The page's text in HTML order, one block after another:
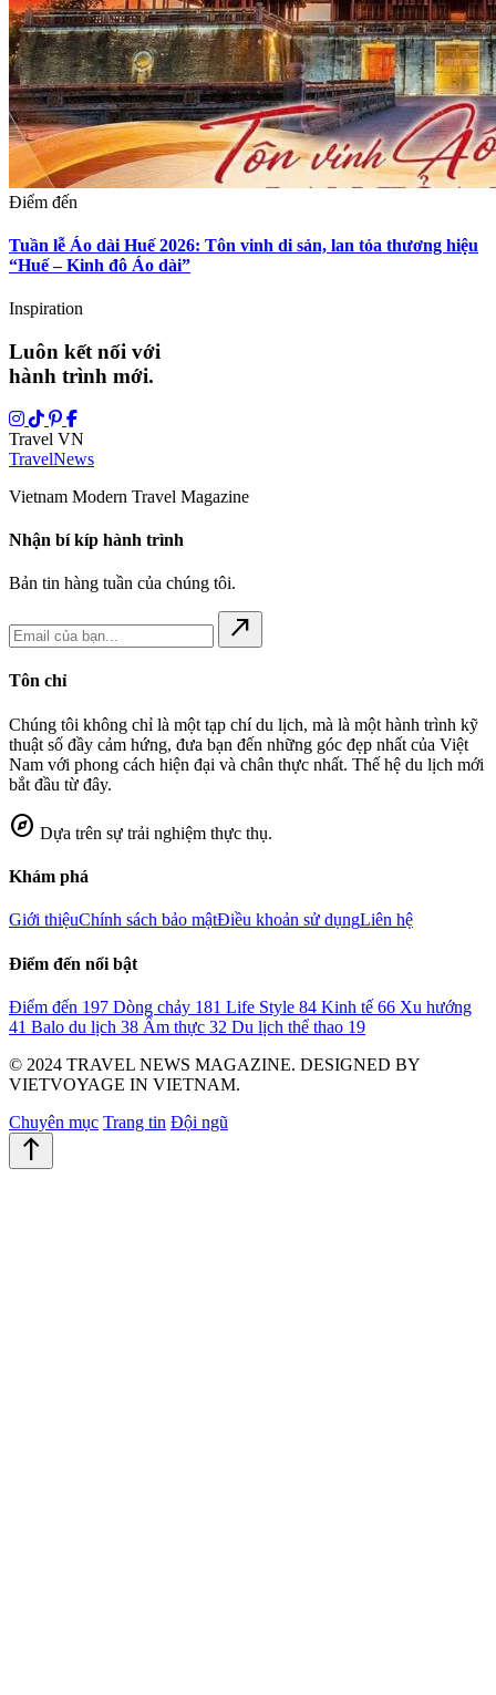
Điểm đến
Tuần lễ Áo dài Huế 2026: Tôn vinh di sản, lan tỏa thương hiệu
“Huế – Kinh đô Áo dài”
Inspiration
Luôn kết nối với
hành trình mới.
Travel VN
TravelNews
Vietnam Modern Travel Magazine
Nhận bí kíp hành trình
Bản tin hàng tuần của chúng tôi.
north_east
Tôn chỉ
Chúng tôi không chỉ là một tạp chí du lịch, mà là một hành trình kỹ
thuật số đầy cảm hứng, đưa bạn đến những góc đẹp nhất của Việt
Nam với phong cách hiện đại và chân thực nhất. Thế hệ du lịch mới
bắt đầu từ đây.
explore Dựa trên sự trải nghiệm thực thụ.
Khám phá
Giới thiệuChính sách bảo mậtĐiều khoản sử dụngLiên hệ
Điểm đến nổi bật
Điểm đến 197 Dòng chảy 181 Life Style 84 Kinh tế 66 Xu hướng
41 Balo du lịch 38 Ẩm thực 32 Du lịch thể thao 19
© 2024 TRAVEL NEWS MAGAZINE. DESIGNED BY
VIETVOYAGE IN VIETNAM.
Chuyên mục Trang tin Đội ngũ
north